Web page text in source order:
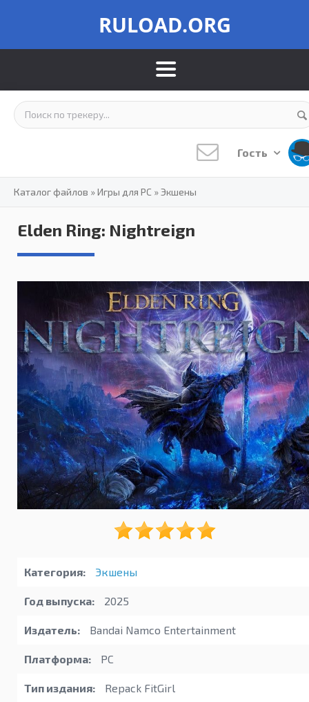
RULOAD.ORG
Гость
Каталог файлов »Игры для PC »Экшены
Elden Ring: Nightreign
Категория: Экшены
Год выпуска: 2025
Издатель: Bandai Namco Entertainment
Платформа: PC
Тип издания: Repack FitGirl